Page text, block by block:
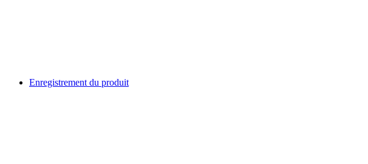
Enregistrement du produit